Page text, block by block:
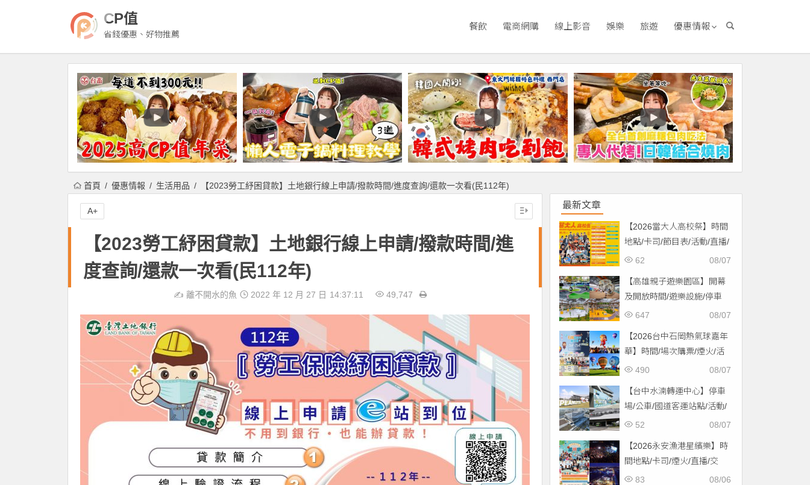
CP值
省錢優惠、好物推薦
餐飲 電商網購 線上影音 娛樂 旅遊 優惠情報
首頁 優惠情報 生活用品 【2023勞工紓困貸款】土地銀行線上申請/撥款時間/進度查詢/還款一次看(民112年)
【2023勞工紓困貸款】土地銀行線上申請/撥款時間/進
度查詢/還款一次看(民112年)
✍️離不開水的魚 2022 年 12 月 27 日 14:37:11 49,747
A+
最新文章
【2026當大人高校祭】時間
地點/卡司/節目表/活動/直播/
交通，免費入場！
08/07
62
【高雄親子遊樂園區】開幕
及開放時間/遊樂設施/停車
場/交通一次看！
08/07
647
【2026台中石岡熱氣球嘉年
華】時間/場次購票/煙火/活
動/交通，土牛運動公園登08/07
490
【台中水湳轉運中心】停車
場/公車/國道客運站點/活動/
交通，啟用免費停車！ 08/07
52
【2026永安漁港星繽樂】時
間地點/卡司/煙火/直播/交
通，免費入場！
08/06
83